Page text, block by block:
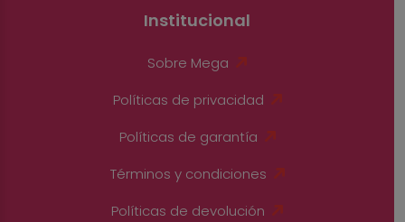
Institucional
Sobre Mega
Políticas de privacidad
Políticas de garantía
Términos y condiciones
Políticas de devolución